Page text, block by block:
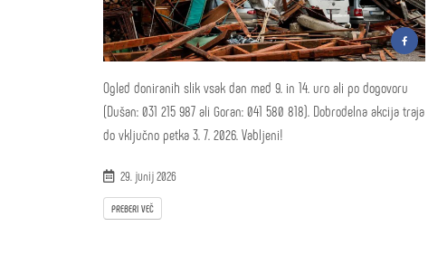
Ogled doniranih slik vsak dan med 9. in 14. uro ali po dogovoru
(Dušan: 031 215 987 ali Goran: 041 580 818). Dobrodelna akcija traja
do vključno petka 3. 7. 2026. Vabljeni!
29. junij 2026
PREBERI VEČ